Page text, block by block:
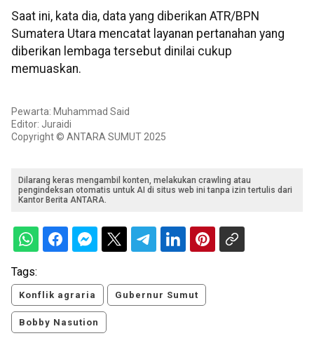
Saat ini, kata dia, data yang diberikan ATR/BPN
Sumatera Utara mencatat layanan pertanahan yang
diberikan lembaga tersebut dinilai cukup
memuaskan.
Pewarta: Muhammad Said
Editor: Juraidi
Copyright © ANTARA SUMUT 2025
Dilarang keras mengambil konten, melakukan crawling atau
pengindeksan otomatis untuk AI di situs web ini tanpa izin tertulis dari
Kantor Berita ANTARA.
Tags:
Konflik agraria Gubernur Sumut
Bobby Nasution